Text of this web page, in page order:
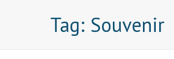
Tag: Souvenir